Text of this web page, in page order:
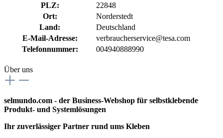
PLZ:
22848
Ort:
Norderstedt
Land:
Deutschland
E-Mail-Adresse:
verbraucherservice@tesa.com
Telefonnummer:
004940888990
Über uns
selmundo.com - der Business-Webshop für selbstklebende
Produkt- und Systemlösungen
Ihr zuverlässiger Partner rund ums Kleben